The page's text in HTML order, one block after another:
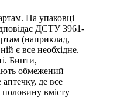
На упаковці
ДСТУ 3961-
(наприклад,
є все необхідне.
Бинти,
обмежений
де все
вмісту